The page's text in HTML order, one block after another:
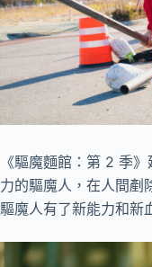
《驅魔麵館：第 2 季
力的驅魔人，在人間剷
驅魔人有了新能力和新